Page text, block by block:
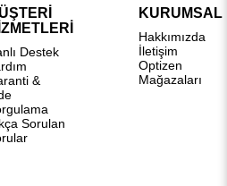
filtreleme yapımız sayesinde
şekilde ulaşmak mümkündür.
Sorulan Sorular
orijinallik garantisi
var mı?
tedarikçilerden temin edilir ve
satış sonrasına kadar güvenilirlik
Destek
&
Sorulan
KURUMSAL
Hakkımızda
İletişim
Optizen
Mağazaları